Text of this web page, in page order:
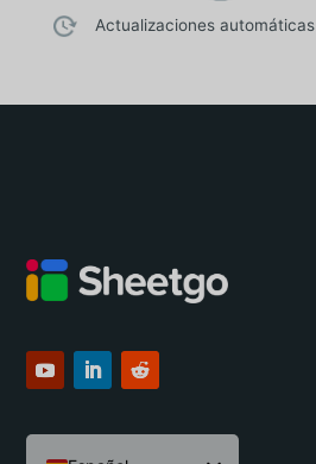
Actualizaciones automáticas